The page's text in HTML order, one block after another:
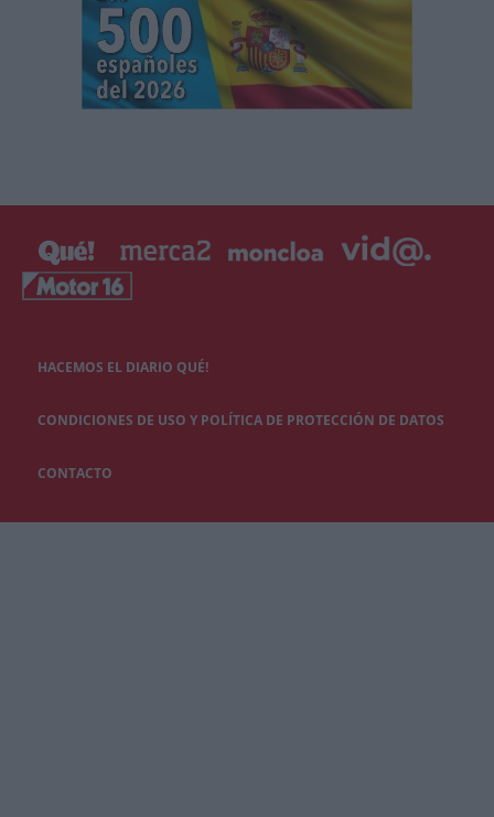
HACEMOS EL DIARIO QUÉ!
CONDICIONES DE USO Y POLÍTICA DE PROTECCIÓN DE DATOS
CONTACTO